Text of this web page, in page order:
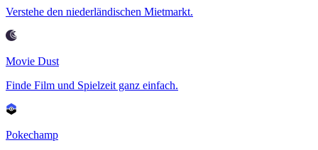
Verstehe den niederländischen Mietmarkt.
Movie Dust
Finde Film und Spielzeit ganz einfach.
Pokechamp